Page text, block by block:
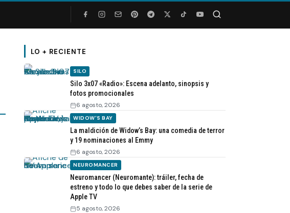
LO + RECIENTE
SILO
Silo 3x07 «Radio»: Escena adelanto, sinopsis y
fotos promocionales
6 agosto, 2026
WIDOW'S BAY
La maldición de Widow’s Bay: una comedia de terror
y 19 nominaciones al Emmy
6 agosto, 2026
NEUROMANCER
Neuromancer (Neuromante): tráiler, fecha de
estreno y todo lo que debes saber de la serie de
Apple TV
5 agosto, 2026